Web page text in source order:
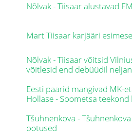
Nõlvak - Tiisaar alustavad
Mart Tiisaar karjääri
Nõlvak - Tiisaar võitsid
võitlesid end debüüdil
Eesti paarid mängivad MK-
Hollase - Soometsa
Tšuhnenkova -
ootused